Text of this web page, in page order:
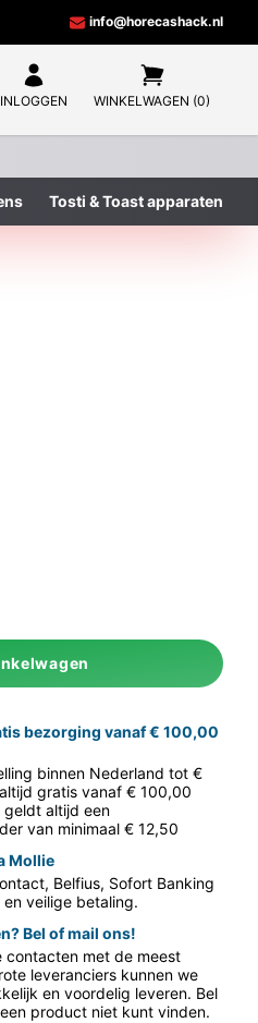
info@horecashack.nl
INLOGGEN WINKELWAGEN (0)
Tosti & Toast apparaten
bezorging vanaf € 100,00
binnen Nederland tot €
gratis vanaf € 100,00
geldt altijd een
van minimaal € 12,50
Mollie
Belfius, Sofort Banking
veilige betaling.
Bel of mail ons!
contacten met de meest
leveranciers kunnen we
en voordelig leveren. Bel
product niet kunt vinden.